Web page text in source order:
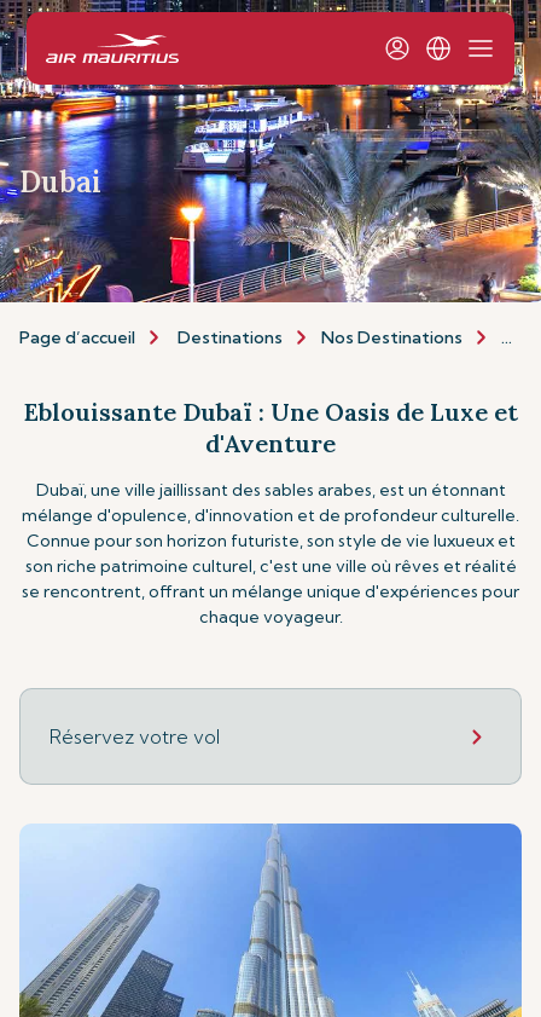
Dubai
Page d’accueil Destinations Nos Destinations
Eblouissante Dubaï : Une Oasis de Luxe et
d'Aventure
Dubaï, une ville jaillissant des sables arabes, est un étonnant
mélange d'opulence, d'innovation et de profondeur culturelle.
Connue pour son horizon futuriste, son style de vie luxueux et
son riche patrimoine culturel, c'est une ville où rêves et réalité
se rencontrent, offrant un mélange unique d'expériences pour
chaque voyageur.
Réservez votre vol